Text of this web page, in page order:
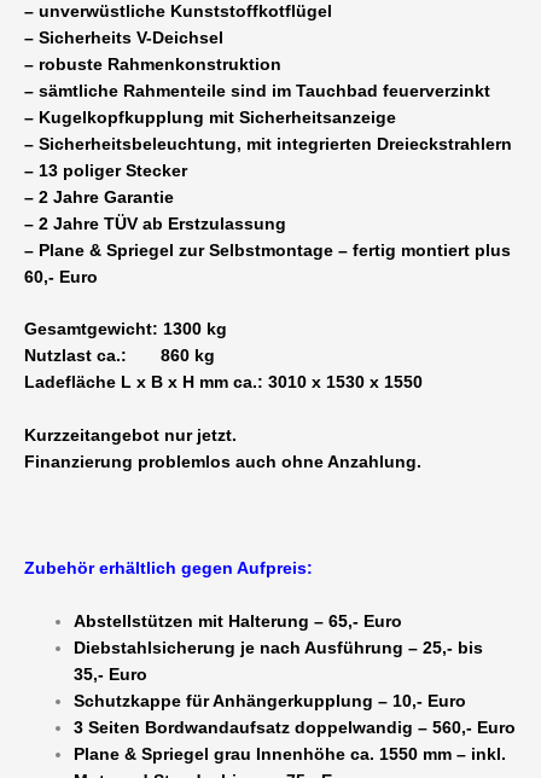
– unverwüstliche Kunststoffkotflügel
– Sicherheits V-Deichsel
– robuste Rahmenkonstruktion
– sämtliche Rahmenteile sind im Tauchbad feuerverzinkt
– Kugelkopfkupplung mit Sicherheitsanzeige
– Sicherheitsbeleuchtung, mit integrierten Dreieckstrahlern
– 13 poliger Stecker
– 2 Jahre Garantie
– 2 Jahre TÜV ab Erstzulassung
– Plane & Spriegel zur Selbstmontage – fertig montiert plus
60,- Euro
Gesamtgewicht: 1300 kg
Nutzlast ca.: 860 kg
Ladefläche L x B x H mm ca.: 3010 x 1530 x 1550
Kurzzeitangebot nur jetzt.
Finanzierung problemlos auch ohne Anzahlung.
Zubehör erhältlich gegen Aufpreis:
Abstellstützen mit Halterung – 65,- Euro
Diebstahlsicherung je nach Ausführung – 25,- bis
35,- Euro
Schutzkappe für Anhängerkupplung – 10,- Euro
3 Seiten Bordwandaufsatz doppelwandig – 560,- Euro
Plane & Spriegel grau Innenhöhe ca. 1550 mm – inkl.